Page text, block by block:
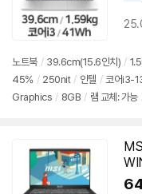
노트북 / 39.6cm(15.6인치) /
45% / 250nit / 인텔 / 코어i3-
Graphics / 8GB / 램 교체: 가능